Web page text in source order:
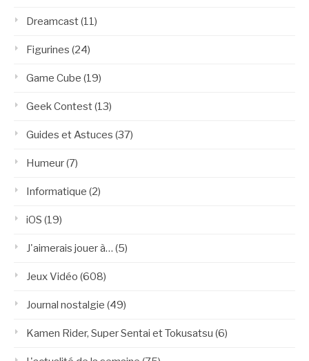
Dreamcast(11)
Figurines (24)
Game Cube (19)
Geek Contest(13)
Guides et Astuces (37)
Humeur(7)
Informatique (2)
iOS (19)
J'aimerais jouer à… (5)
Jeux Vidéo (608)
Journal nostalgie (49)
Kamen Rider, Super Sentai et Tokusatsu (6)